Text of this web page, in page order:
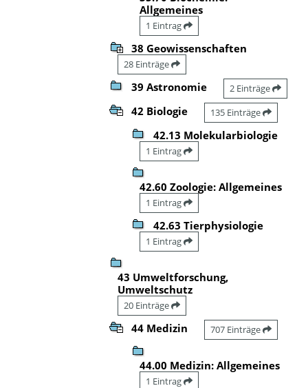
Allgemeines
1 Eintrag
38 Geowissenschaften
28 Einträge
39 Astronomie 2 Einträge
42 Biologie 135 Einträge
42.13 Molekularbiologie
1 Eintrag
42.60 Zoologie: Allgemeines
1 Eintrag
42.63 Tierphysiologie
1 Eintrag
43 Umweltforschung,
Umweltschutz
20 Einträge
44 Medizin 707 Einträge
44.00 Medizin: Allgemeines
1 Eintrag